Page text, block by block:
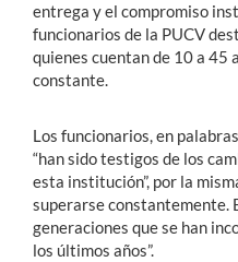
entrega y el compromiso
funcionarios de la PUCV
quienes cuentan de 10 a 45
constante.
Los funcionarios, en
“han sido testigos de los
esta institución”, por la
superarse constantemente.
generaciones que se han
los últimos años”.